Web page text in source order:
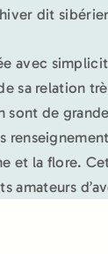
dit
avec
sa relation
sont de
et la flore.
amateurs